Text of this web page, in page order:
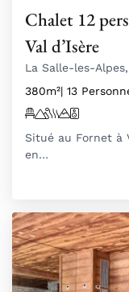
Chalet 12
Val d’Isère
La Salle-les-
380m²| 13
Situé au Fornet à
en…